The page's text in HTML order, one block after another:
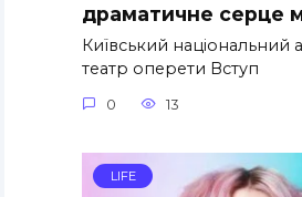
драматичне серце
Київський національний
театр оперети Вступ
0 13
LIFE